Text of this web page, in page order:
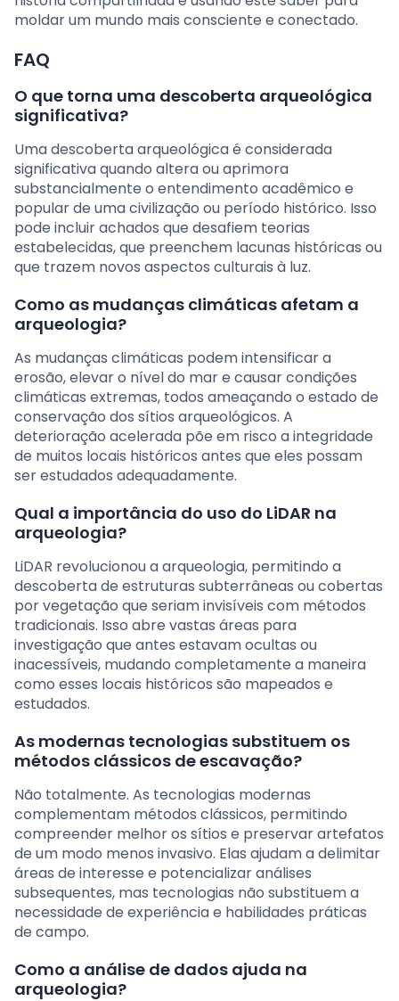
moldar um mundo mais consciente e conectado.
FAQ
O que torna uma descoberta arqueológica
significativa?
Uma descoberta arqueológica é considerada
significativa quando altera ou aprimora
substancialmente o entendimento acadêmico e
popular de uma civilização ou período histórico. Isso
pode incluir achados que desafiem teorias
estabelecidas, que preenchem lacunas históricas ou
que trazem novos aspectos culturais à luz.
Como as mudanças climáticas afetam a
arqueologia?
As mudanças climáticas podem intensificar a
erosão, elevar o nível do mar e causar condições
climáticas extremas, todos ameaçando o estado de
conservação dos sítios arqueológicos. A
deterioração acelerada põe em risco a integridade
de muitos locais históricos antes que eles possam
ser estudados adequadamente.
Qual a importância do uso do LiDAR na
arqueologia?
LiDAR revolucionou a arqueologia, permitindo a
descoberta de estruturas subterrâneas ou cobertas
por vegetação que seriam invisíveis com métodos
tradicionais. Isso abre vastas áreas para
investigação que antes estavam ocultas ou
inacessíveis, mudando completamente a maneira
como esses locais históricos são mapeados e
estudados.
As modernas tecnologias substituem os
métodos clássicos de escavação?
Não totalmente. As tecnologias modernas
complementam métodos clássicos, permitindo
compreender melhor os sítios e preservar artefatos
de um modo menos invasivo. Elas ajudam a delimitar
áreas de interesse e potencializar análises
subsequentes, mas tecnologias não substituem a
necessidade de experiência e habilidades práticas
de campo.
Como a análise de dados ajuda na
arqueologia?